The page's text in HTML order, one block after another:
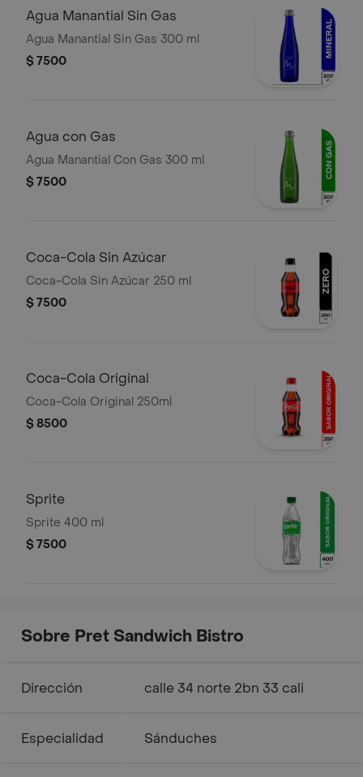
Agua Manantial Sin Gas
Agua Manantial Sin Gas 300 ml
$ 7500
Agua con Gas
Agua Manantial Con Gas 300 ml
$ 7500
Coca-Cola Sin Azúcar
Coca-Cola Sin Azúcar 250 ml
$ 7500
Coca-Cola Original
Coca-Cola Original 250ml
$ 8500
Sprite
Sprite 400 ml
$ 7500
Sobre Pret Sandwich Bistro
Dirección calle 34 norte 2bn 33 cali
Especialidad Sánduches